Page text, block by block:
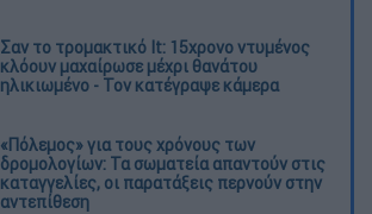
Σαν το τρομακτικό It: 15χρονο ντυμένος
κλόουν μαχαίρωσε μέχρι θανάτου
ηλικιωμένο - Τον κατέγραψε κάμερα
«Πόλεμος» για τους χρόνους των
δρομολογίων: Τα σωματεία απαντούν στις
καταγγελίες, οι παρατάξεις περνούν στην
αντεπίθεση